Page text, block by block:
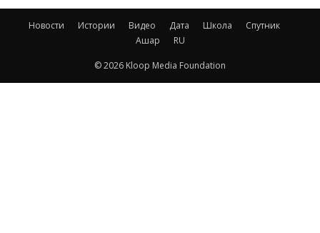
Новости Истории Видео Дата Школа
Спутник
Ашар
RU
© 2026 Kloop Media Foundation